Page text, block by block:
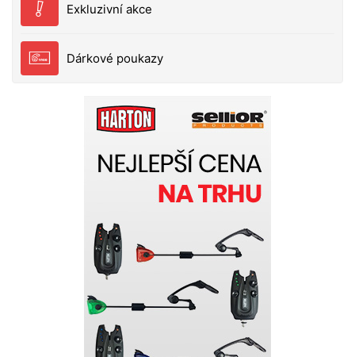
Exkluzivní akce
Dárkové poukazy